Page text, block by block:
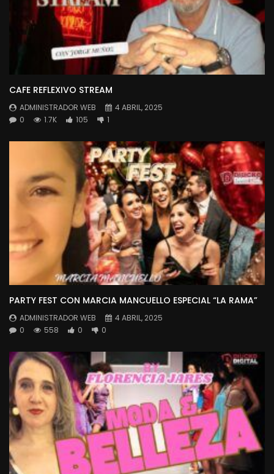
CAFE REFLEXIVO STREAM
ADMINISTRADOR WEB
4 ABRIL, 2025
0
1.7K 105 1
PARTY FEST CON MARCIA MANCUELLO ESPECIAL “LA RAMA”
ADMINISTRADOR WEB
4 ABRIL, 2025
0
558 0 0